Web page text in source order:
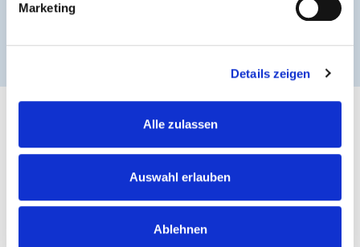
Marketing
Details zeigen
Alle zulassen
Auswahl erlauben
Ablehnen